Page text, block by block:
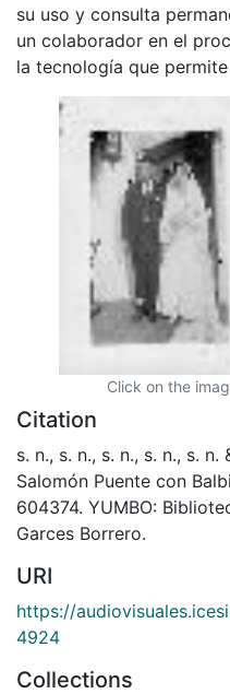
su uso y consulta
un colaborador en el
la tecnología que
Click on the
Citation
s. n., s. n., s. n., s. n., s.
Salomón Puente con
604374. YUMBO:
Garces Borrero.
URI
https://
4924
Collections